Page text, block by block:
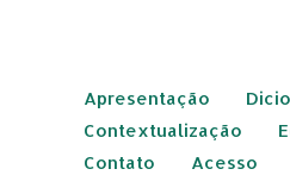
Apresentação
Contextualização
Contato
Acesso